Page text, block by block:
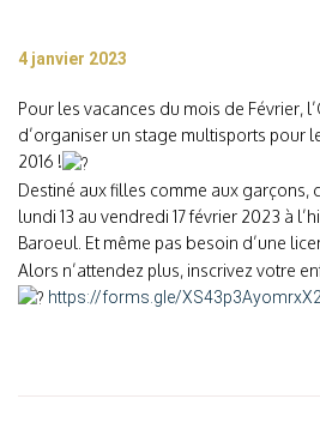
4 janvier 2023
Pour les vacances du mois de Février,
d’organiser un stage multisports pour
2016 !
Destiné aux filles comme aux garçons,
lundi 13 au vendredi 17 février 2023 à
Baroeul. Et même pas besoin d’une
Alors n’attendez plus, inscrivez votre
https://forms.gle/